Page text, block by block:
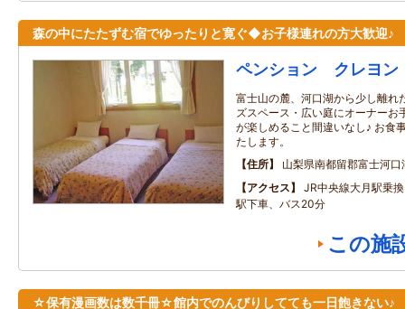
森の中にたたずむ宿でゆったりと寛ぐ◆お子様連れの方大歓迎♪
ペンション クレヨン
富士山の麓、河口湖から少し離れ
ズスペース・広い庭にオーナーお
が楽しめること間違いなし♪ お食
たします。
住所
山梨県南都留郡富士河
アクセス
JR中央線大月駅乗
駅下車、バス20分
この施
☆保有漫画数は数千冊☆館内でのんびりしてても一日飽きない♪